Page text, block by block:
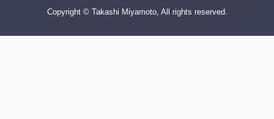
Copyright © Takashi Miyamoto, All rights reserved.